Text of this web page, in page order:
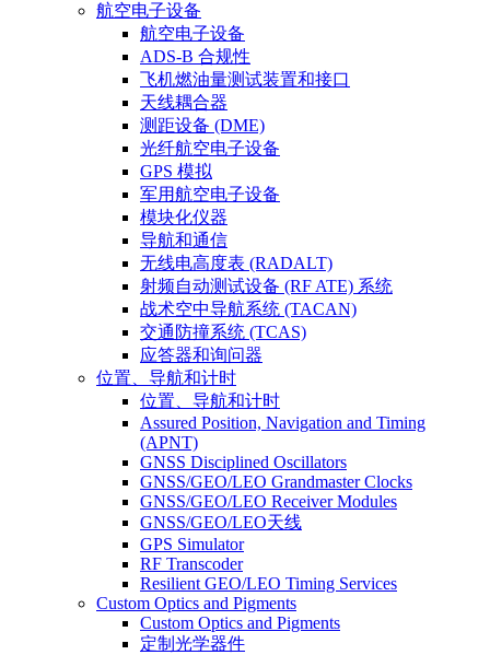
航空电子设备
航空电子设备
ADS-B 合规性
飞机燃油量测试装置和接口
天线耦合器
测距设备 (DME)
光纤航空电子设备
GPS 模拟
军用航空电子设备
模块化仪器
导航和通信
无线电高度表 (RADALT)
射频自动测试设备 (RF ATE) 系统
战术空中导航系统 (TACAN)
交通防撞系统 (TCAS)
应答器和询问器
位置、导航和计时
位置、导航和计时
Assured Position, Navigation and Timing
(APNT)
GNSS Disciplined Oscillators
GNSS/GEO/LEO Grandmaster Clocks
GNSS/GEO/LEO Receiver Modules
GNSS/GEO/LEO天线
GPS Simulator
RF Transcoder
Resilient GEO/LEO Timing Services
Custom Optics and Pigments
Custom Optics and Pigments
定制光学器件